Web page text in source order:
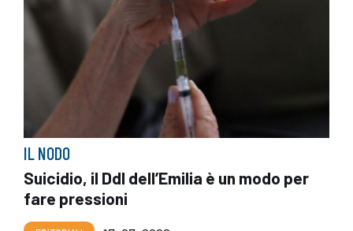
IL NODO
Suicidio, il Ddl dell’Emilia è un modo per
fare pressioni